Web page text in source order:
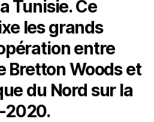
Tunisie. Ce
les grands
entre
Bretton Woods et
du Nord sur la
2020.